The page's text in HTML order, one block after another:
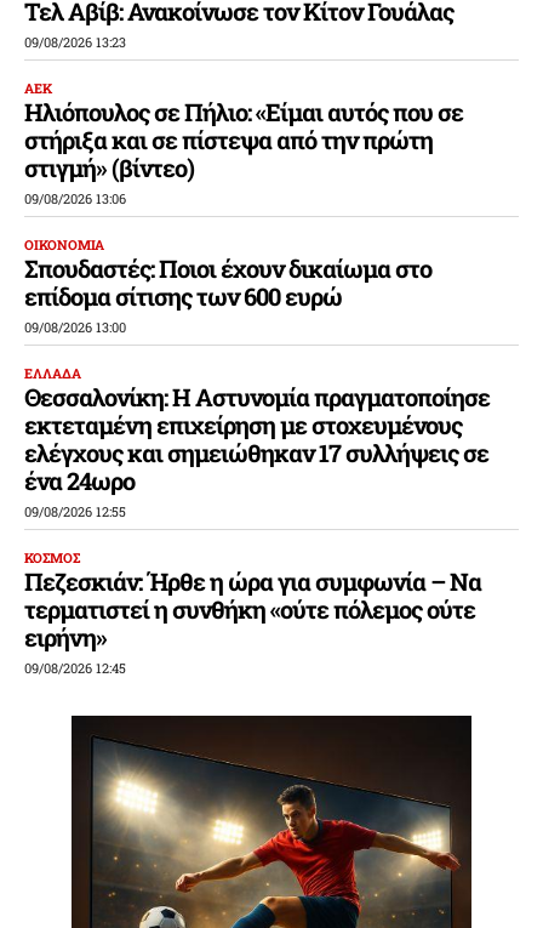
Τελ Αβίβ: Ανακοίνωσε τον Κίτον Γουάλας
09/08/2026 13:23
ΑΕΚ
Ηλιόπουλος σε Πήλιο: «Είμαι αυτός που σε
στήριξα και σε πίστεψα από την πρώτη
στιγμή» (βίντεο)
09/08/2026 13:06
ΟΙΚΟΝΟΜΙΑ
Σπουδαστές: Ποιοι έχουν δικαίωμα στο
επίδομα σίτισης των 600 ευρώ
09/08/2026 13:00
ΕΛΛΑΔΑ
Θεσσαλονίκη: Η Αστυνομία πραγματοποίησε
εκτεταμένη επιχείρηση με στοχευμένους
ελέγχους και σημειώθηκαν 17 συλλήψεις σε
ένα 24ωρο
09/08/2026 12:55
ΚΟΣΜΟΣ
Πεζεσκιάν: Ήρθε η ώρα για συμφωνία – Να
τερματιστεί η συνθήκη «ούτε πόλεμος ούτε
ειρήνη»
09/08/2026 12:45